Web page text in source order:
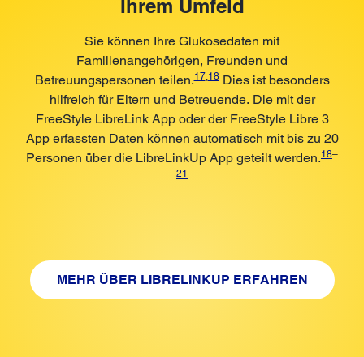
Ihrem Umfeld
Sie können Ihre Glukosedaten mit
Familienangehörigen, Freunden und
Betreuungspersonen teilen.17,18Dies ist besonders
hilfreich für Eltern und Betreuende. Die mit der
FreeStyle LibreLink App oder der FreeStyle Libre 3
App erfassten Daten können automatisch mit bis zu 20
Personen über die LibreLinkUp App geteilt werden.18–
21
MEHR ÜBER LIBRELINKUP ERFAHREN